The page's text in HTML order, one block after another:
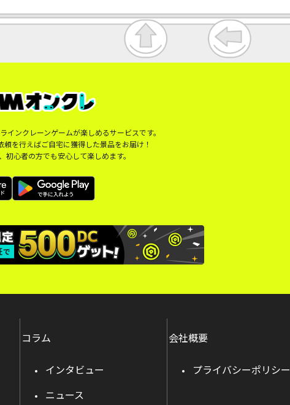
インクレーンゲームが楽しめるサービスです。
を行えばご自宅に獲得した景品をお届け！
初心者の方でも安心して楽しめます。
コラム
インタビュー
ニュース
会社概要
プライバシーポリシー